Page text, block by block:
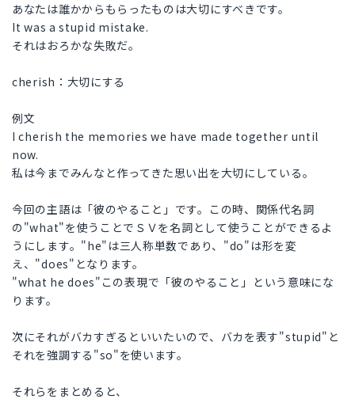
あなたは誰かからもらったものは大切にすべきです。
It was a stupid mistake.
それはおろかな失敗だ。
cherish：大切にする
例文
I cherish the memories we have made together until
now.
私は今までみんなと作ってきた思い出を大切にしている。
今回の主語は「彼のやること」です。この時、関係代名詞
の"what"を使うことでＳＶを名詞として使うことができるよ
うにします。"he"は三人称単数であり、"do"は形を変
え、"does"となります。
"what he does"この表現で「彼のやること」という意味にな
ります。
次にそれがバカすぎるといいたいので、バカを表す"stupid"と
それを強調する"so"を使います。
それらをまとめると、